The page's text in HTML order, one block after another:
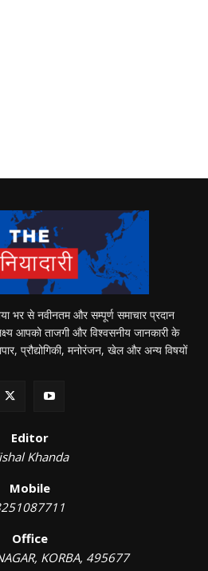
भर से नवीनतम और सम्पूर्ण समाचार प्रदान
आपको ताजगी और विश्वसनीय जानकारी के
प्रौद्योगिकी, मनोरंजन, खेल और अन्य विषयों
Editor
Khanda
Mobile
Office
KORBA, 495677